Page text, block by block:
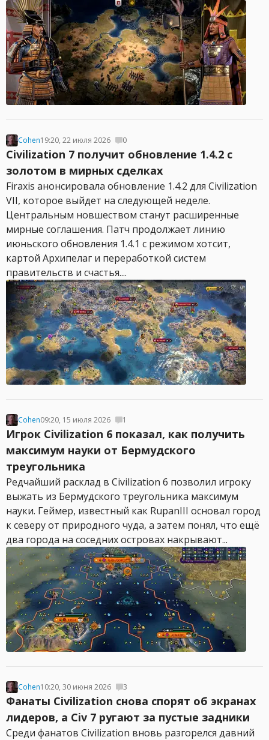
Cohen19:20, 22 июля 2026 0
Civilization 7 получит обновление 1.4.2 с
золотом в мирных сделках
Firaxis анонсировала обновление 1.4.2 для Civilization
VII, которое выйдет на следующей неделе.
Центральным новшеством станут расширенные
мирные соглашения. Патч продолжает линию
июньского обновления 1.4.1 с режимом хотсит,
картой Архипелаг и переработкой систем
правительств и счастья....
Cohen09:20, 15 июля 2026 1
Игрок Civilization 6 показал, как получить
максимум науки от Бермудского
треугольника
Редчайший расклад в Civilization 6 позволил игроку
выжать из Бермудского треугольника максимум
науки. Геймер, известный как RupanIII основал город
к северу от природного чуда, а затем понял, что ещё
два города на соседних островах накрывают...
Cohen10:20, 30 июня 2026 3
Фанаты Civilization снова спорят об экранах
лидеров, а Civ 7 ругают за пустые задники
Среди фанатов Civilization вновь разгорелся давний